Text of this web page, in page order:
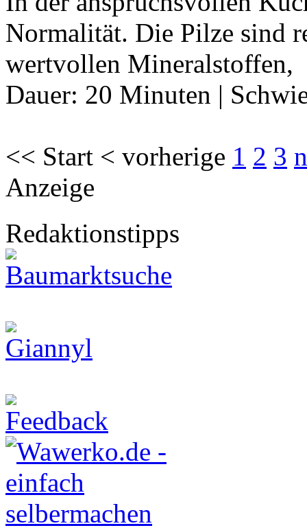
Normalität. Die Pilze sind
wertvollen Mineralstoffen,
Dauer: 20 Minuten |
<< Start < vorherige 1 2 3
Anzeige
Redaktionstipps